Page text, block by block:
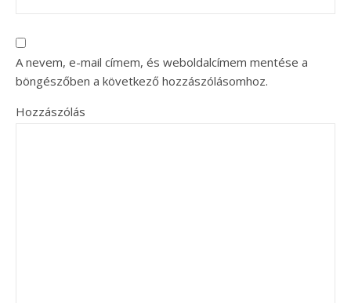
A nevem, e-mail címem, és weboldalcímem mentése a
böngészőben a következő hozzászólásomhoz.
Hozzászólás